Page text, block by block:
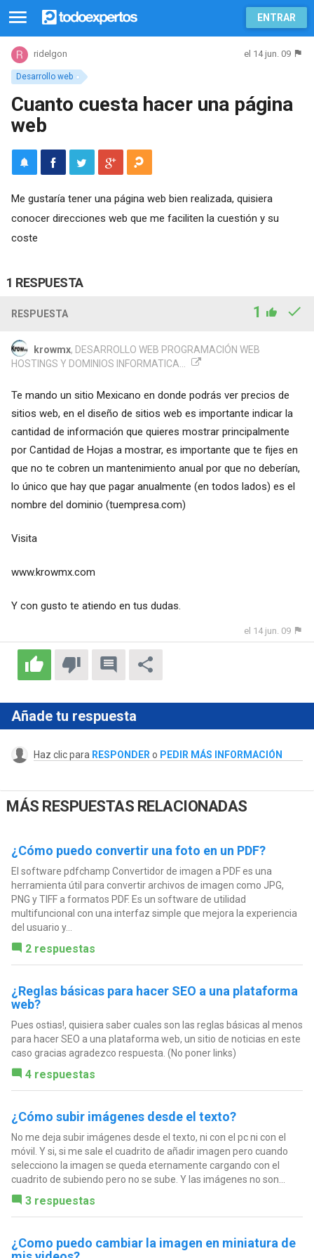
ENTRAR
Desarrollo web
ridelgon el 14 jun. 09
Cuanto cuesta hacer una página
web
Me gustaría tener una página web bien realizada, quisiera
conocer direcciones web que me faciliten la cuestión y su
coste
1 RESPUESTA
RESPUESTA 1
krowmx, DESARROLLO WEB PROGRAMACIÓN WEB
HOSTINGS Y DOMINIOS INFORMATICA...
Te mando un sitio Mexicano en donde podrás ver precios de
sitios web, en el diseño de sitios web es importante indicar la
cantidad de información que quieres mostrar principalmente
por Cantidad de Hojas a mostrar, es importante que te fijes en
que no te cobren un mantenimiento anual por que no deberían,
lo único que hay que pagar anualmente (en todos lados) es el
nombre del dominio (tuempresa.com)
Visita
www.krowmx.com
Y con gusto te atiendo en tus dudas.
el 14 jun. 09
Añade tu respuesta
Haz clic para RESPONDER o PEDIR MÁS INFORMACIÓN
MÁS RESPUESTAS RELACIONADAS
¿Cómo puedo convertir una foto en un PDF?
El software pdfchamp Convertidor de imagen a PDF es una
herramienta útil para convertir archivos de imagen como JPG,
PNG y TIFF a formatos PDF. Es un software de utilidad
multifuncional con una interfaz simple que mejora la experiencia
del usuario y...
2 respuestas
¿Reglas básicas para hacer SEO a una plataforma
web?
Pues ostias!, quisiera saber cuales son las reglas básicas al menos
para hacer SEO a una plataforma web, un sitio de noticias en este
caso gracias agradezco respuesta. (No poner links)
4 respuestas
¿Cómo subir imágenes desde el texto?
No me deja subir imágenes desde el texto, ni con el pc ni con el
móvil. Y si, si me sale el cuadrito de añadir imagen pero cuando
selecciono la imagen se queda eternamente cargando con el
cuadrito de subiendo pero no se sube. Y las imágenes no son...
3 respuestas
¿Como puedo cambiar la imagen en miniatura de